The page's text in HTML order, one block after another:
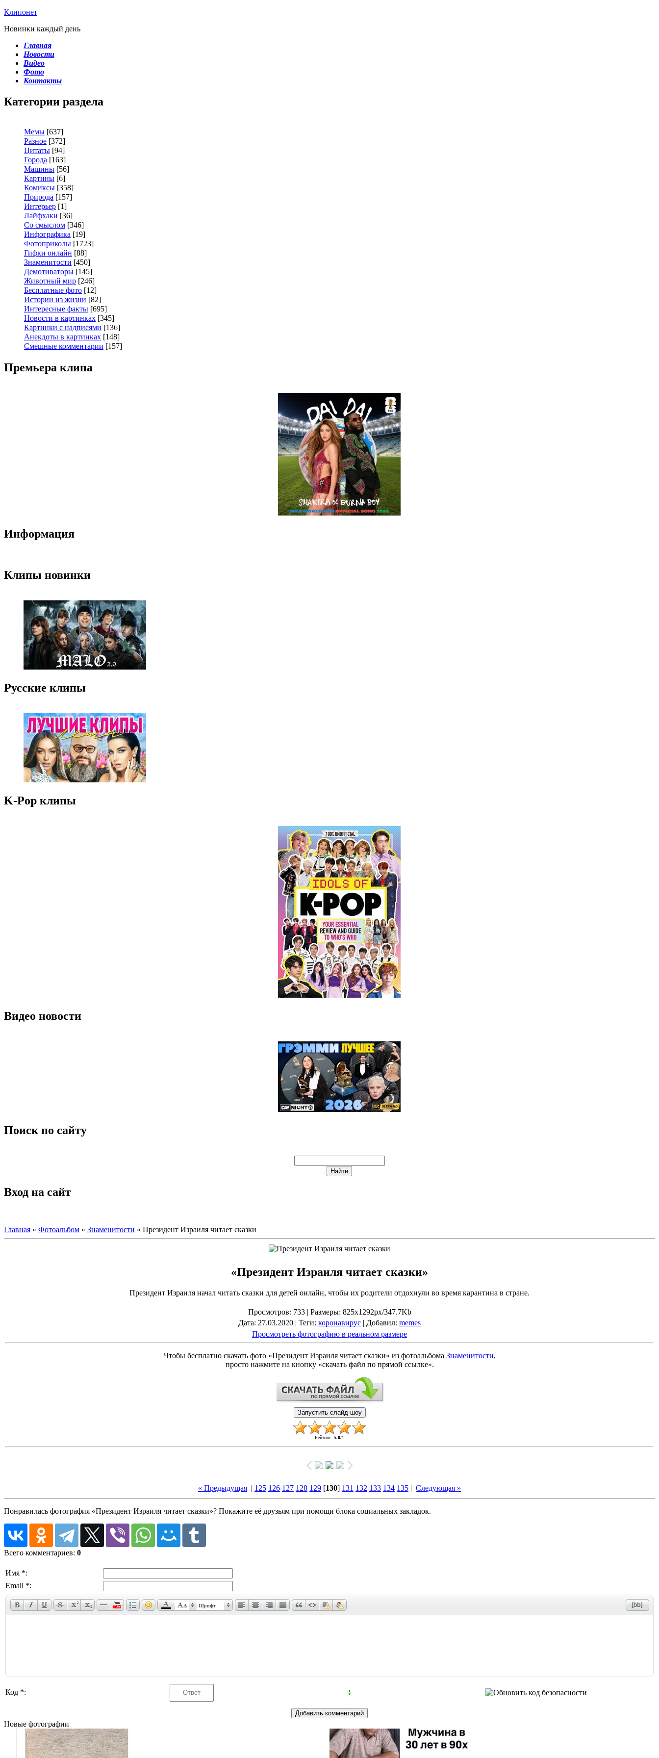
Клипонет
Новинки каждый день
Главная
Новости
Видео
Фото
Контакты
Категории раздела
Мемы [637]
Разное [372]
Цитаты [94]
Города [163]
Машины [56]
Картины [6]
Комиксы [358]
Природа [157]
Интерьер [1]
Лайфхаки [36]
Со смыслом [346]
Инфографика [19]
Фотоприколы [1723]
Гифки онлайн [88]
Знаменитости [450]
Демотиваторы [145]
Животный мир [246]
Бесплатные фото [12]
Истории из жизни [82]
Интересные факты [695]
Новости в картинках [345]
Картинки с надписями [136]
Анекдоты в картинках [148]
Смешные комментарии [157]
Премьера клипа
Информация
Клипы новинки
Русские клипы
K-Pop клипы
Видео новости
Поиск по сайту
Вход на сайт
Главная » Фотоальбом » Знаменитости » Президент Израиля читает сказки
«Президент Израиля читает сказки»
Президент Израиля начал читать сказки для детей онлайн, чтобы их родители отдохнули во время карантина в стране.
Просмотров: 733 | Размеры: 825x1292px/347.7Kb
Дата: 27.03.2020 | Теги: коронавирус | Добавил: memes
Просмотреть фотографию в реальном размере
Чтобы бесплатно скачать фото «Президент Израиля читает сказки» из фотоальбома Знаменитости,
просто нажмите на кнопку «скачать файл по прямой ссылке».
Рейтинг: 5.0/1
« Предыдущая | 125 126 127 128 129 [130] 131 132 133 134 135 | Следующая »
Понравилась фотография «Президент Израиля читает сказки»? Покажите её друзьям при помощи блока социальных закладок.
Всего комментариев: 0
Имя *:
Email *:
Шрифт
Код *:
Новые фотографии